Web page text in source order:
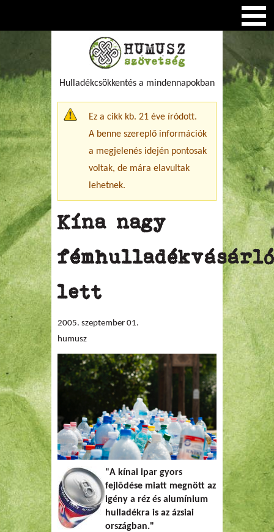
Hulladékcsökkentés a mindennapokban
Figyelmeztető üzenet
Ez a cikk kb. 21 éve íródott.
A benne szereplő információk
a megjelenés idején pontosak
voltak, de mára elavultak
lehetnek.
Kína nagy
lett
2005. szeptember 01.
humusz
"A kínai ipar gyors
fejlõdése miatt megnött az
igény a réz és alumínium
hulladékra is az ázsiai
országban."